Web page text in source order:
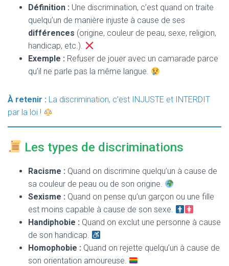
Définition : Une discrimination, c’est quand on traite
quelqu’un de manière injuste à cause de ses
différences (origine, couleur de peau, sexe, religion,
handicap, etc.).
Exemple : Refuser de jouer avec un camarade parce
qu’il ne parle pas la même langue.
À retenir : La discrimination, c’est INJUSTE et INTERDIT
par la loi !
Les types de discriminations
Racisme : Quand on discrimine quelqu’un à cause de
sa couleur de peau ou de son origine.
Sexisme : Quand on pense qu’un garçon ou une fille
est moins capable à cause de son sexe.
Handiphobie : Quand on exclut une personne à cause
de son handicap.
Homophobie : Quand on rejette quelqu’un à cause de
son orientation amoureuse.